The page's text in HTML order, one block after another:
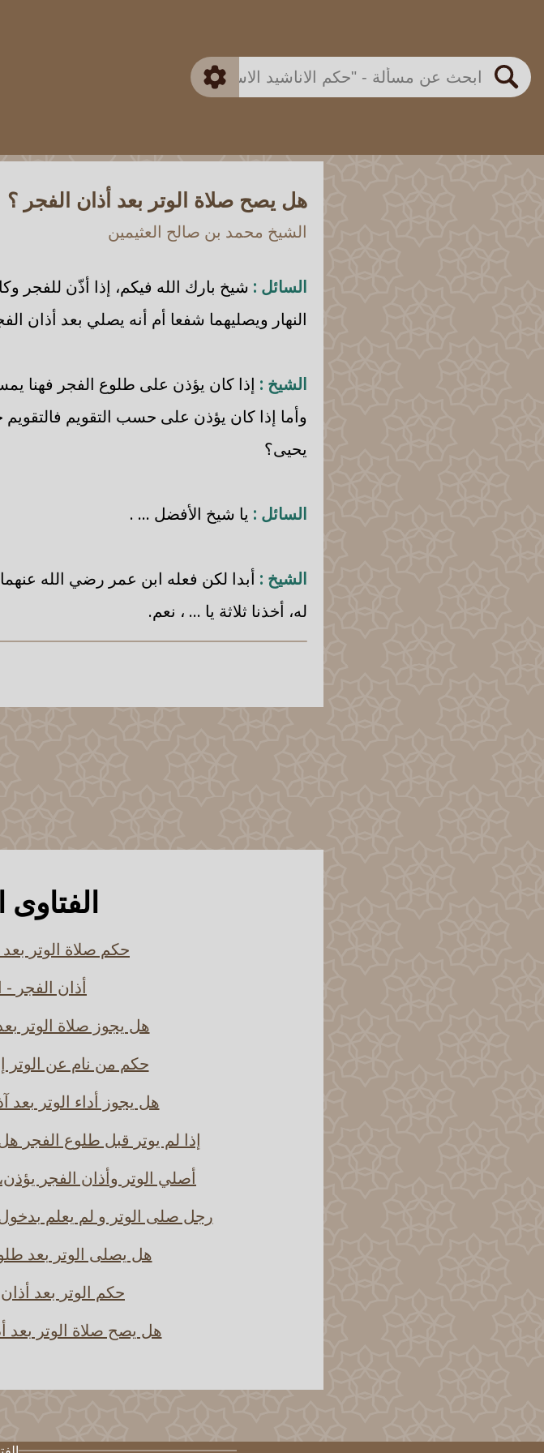
بحث
اللجنة الدائمة
متقدم
هل يصح صلاة الوتر بعد أذان الفجر ؟
الشيخ محمد بن صالح العثيمين
السائل : شيخ بارك الله فيكم، إذا أذّن للفجر
النهار ويصليهما شفعا أم أنه يصلي بعد أذان
الشيخ : إذا كان يؤذن على طلوع الفجر فهنا
وأما إذا كان يؤذن على حسب التقويم
يحيى؟
السائل : يا شيخ الأفضل ... .
الشيخ : أبدا لكن فعله ابن عمر رضي الله
له، أخذنا ثلاثة يا ... ، نعم.
حكم صلاة الوتر بعد
أذان الفجر -
هل يجوز صلاة الوتر
حكم من نام عن الوتر
هل يجوز أداء الوتر بعد
إذا لم يوتر قبل طلوع الفجر
أصلي الوتر وأذان الفجر
رجل صلى الوتر و لم يعلم
هل يصلى الوتر بعد
حكم الوتر بعد
هل يصح صلاة الوتر بعد